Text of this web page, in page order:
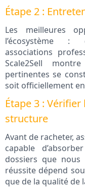
Étape 2 :
Les meilleures
l’écosystème :
associations
Scale2Sell
pertinentes se
soit officiellement
Étape 3 :
structure
Avant de racheter,
capable
dossiers que nous
réussite dépend
que de la qualité de